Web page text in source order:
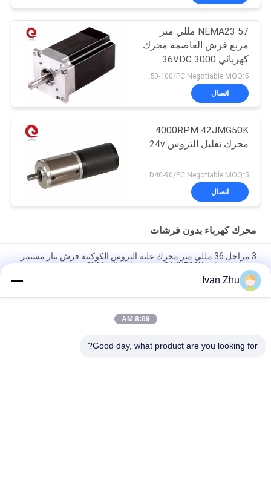
NEMA23 57 مللي متر
مربع فرش العاصمة محرك
كهربائي 36VDC 3000
دورة في الدقيقة 0.6N.M
USD50-100/PC Negotiable MOQ:5 قطع
اتصال
4000RPM 42JMG50K
محرك تقليل التروس 24v
اتصال
محرك كهرباء بدون فرشات
3 مراحل 36 مللي متر محرك علبة التروس الكوكبية فرش تيار مستمر
محرك كهربائي 36JXE30K عزم دوران عالي 3NM
كهربائية
Ivan Zhu
8:09 AM
Good day, what product are you looking for?